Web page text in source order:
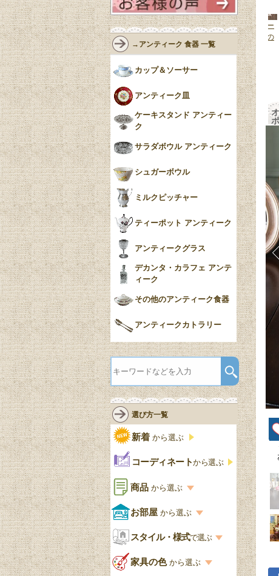
クガラスの
脚付きのア
ル (m-9611-
幾何学模様が美しいアンティーク
ガラスの食器、イギリスから届い
たプレスドグラスのコンポート
(pg-8208)
10,800円(税込)
英国アンティークの美しいデザー
トグラス、アールデコスタイルの
おしゃれなプレスドグラス (pg-
5,800円(税込)
→アンティーク 食器 一覧
カップ＆ソーサー
アンティーク皿
ケーキスタンド アンティー
ク
サラダボウル アンティーク
シュガーボウル
ミルクピッチャー
ティーポット アンティーク
アンティークグラス
デカンタ・カラフェ アンテ
ィーク
その他のアンティーク食器
アンティークカトラリー
選び方一覧
新着 から選ぶ
コーディネートから選ぶ
商品 から選ぶ
商品一覧を見る
収納家具
書棚
お部屋 から選ぶ
お部屋から選ぶ一覧
リビング
スタイル・様式で選ぶ
スタイル一覧
家具の色から選ぶ